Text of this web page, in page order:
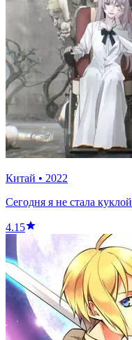
Китай • 2022
Сегодня я не стала куклой
4.15